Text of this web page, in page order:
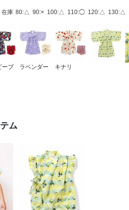
在庫 80:△ 90:× 100:△ 110:◯ 120:△ 130:△
ーブ
ラベンダー キナリ
ム